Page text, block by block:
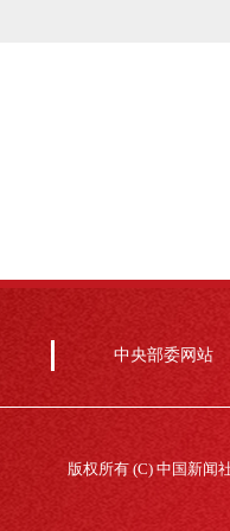
中央部委网站
版权所有 (C) 中国新闻